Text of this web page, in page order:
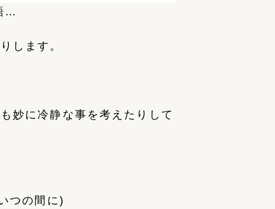
…
します。
妙に冷静な事を考えたりして
つの間に)